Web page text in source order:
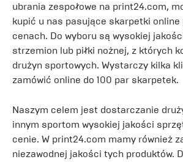
ubrania zespołowe na print24.com,
kupić u nas pasujące skarpetki online
cenach. Do wyboru są wysokiej
strzemion lub piłki nożnej, z których
drużyn sportowych. Wystarczy kilka
zamówić online do 100 par skarpetek.
Naszym celem jest dostarczanie
innym sportom wysokiej jakości
cenie. W print24.com mamy również
niezawodnej jakości tych produktów.